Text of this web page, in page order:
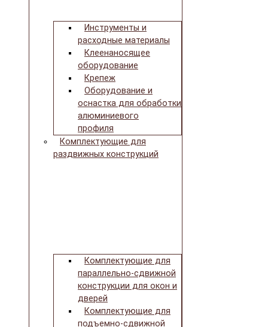
Инструменты и
расходные материалы
Клеенаносящее
оборудование
Крепеж
Оборудование и
оснастка для обработки
алюминиевого
профиля
Комплектующие для
раздвижных конструкций
Комплектующие для
параллельно-сдвижной
конструкции для окон и
дверей
Комплектующие для
подъемно-сдвижной